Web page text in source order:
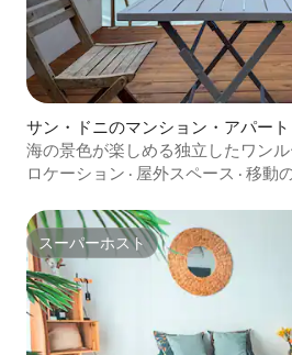
サン・ドニのマンション・アパート
海の景色が楽しめる独立したワン
ラス
ロケーション · 屋外スペース · 移動
スーパーホスト
スーパーホスト